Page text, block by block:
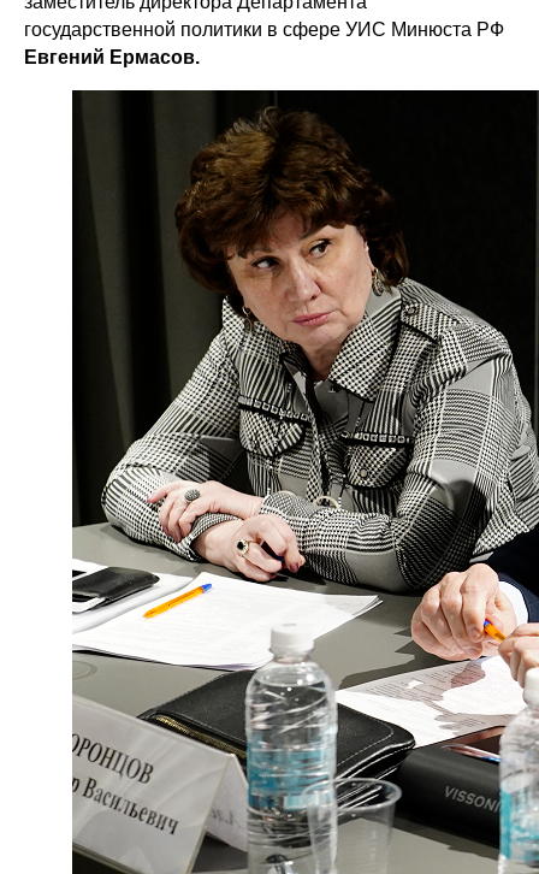
государственной политики в сфере УИС Минюста РФ
Евгений Ермасов.